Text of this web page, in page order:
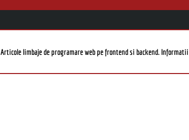
Articole limbaje de programare web pe frontend si backend.